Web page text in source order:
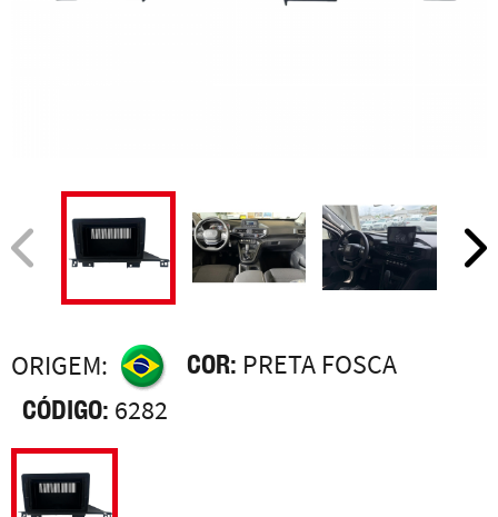
ORIGEM: COR: PRETA FOSCA
CÓDIGO: 6282